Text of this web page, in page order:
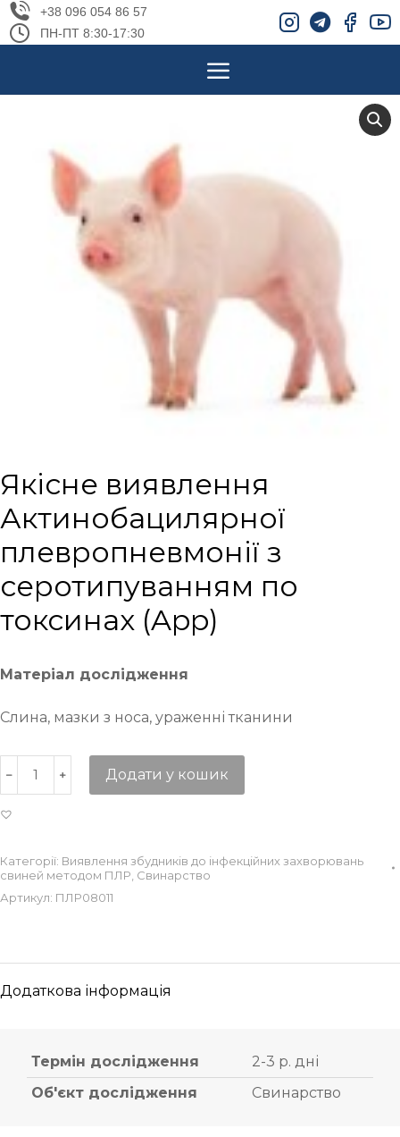
+38 096 054 86 57
ПН-ПТ 8:30-17:30
Якісне виявлення
Актинобацилярної
плевропневмонії з
серотипуванням по
токсинах (App)
Матеріал дослідження
Слина, мазки з носа, ураженні тканини
Додати у кошик
Категорії: Виявлення збудників до інфекційних захворювань
свиней методом ПЛР Свинарство
Артикул: ПЛР08011
Додаткова інформація
Термін дослідження
2-3 р. дні
Об'єкт дослідження
Свинарство